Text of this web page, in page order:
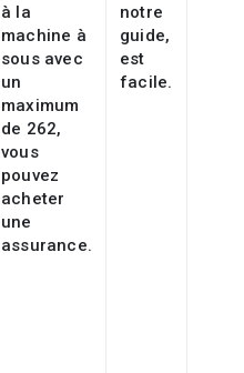
à la
machine à
sous avec
un
maximum
de 262,
vous
pouvez
acheter
une
assurance.
notre
guide,
est
facile.